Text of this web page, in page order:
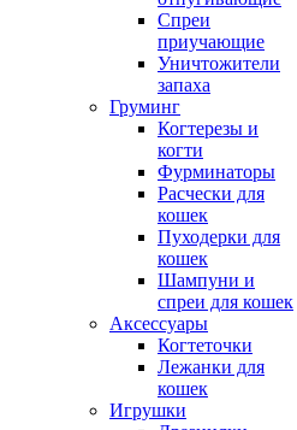
Спреи
приучающие
Уничтожители
запаха
Груминг
Когтерезы и
когти
Фурминаторы
Расчески для
кошек
Пуходерки для
кошек
Шампуни и
спреи для кошек
Аксессуары
Когтеточки
Лежанки для
кошек
Игрушки